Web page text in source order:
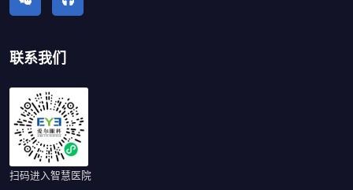
联系我们
扫码进入智慧医院